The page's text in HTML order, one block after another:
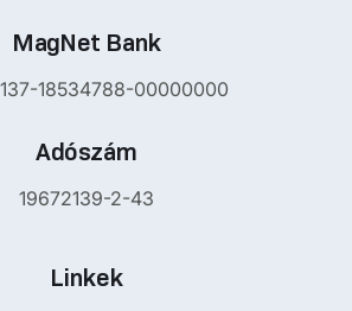
MagNet Bank
18534788-00000000
Adószám
19672139-2-43
Linkek